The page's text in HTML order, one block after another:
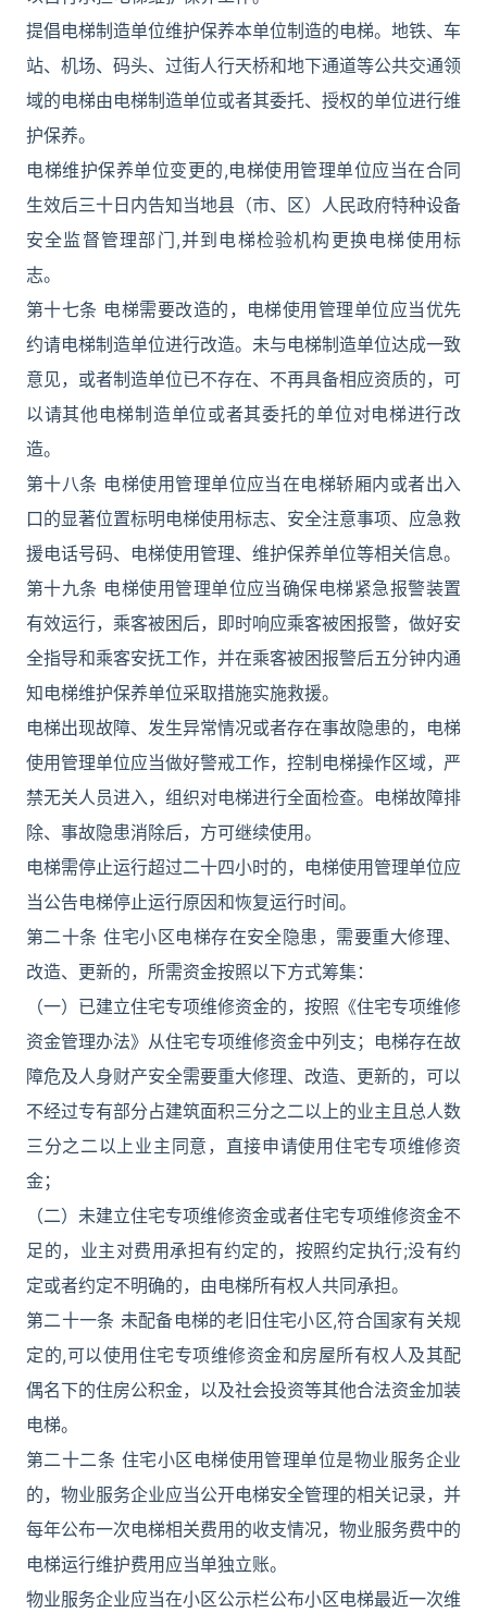
提倡电梯制造单位维护保养本单位制造的电梯。地铁、车
站、机场、码头、过街人行天桥和地下通道等公共交通领
域的电梯由电梯制造单位或者其委托、授权的单位进行维
护保养。
电梯维护保养单位变更的,电梯使用管理单位应当在合同
生效后三十日内告知当地县（市、区）人民政府特种设备
安全监督管理部门,并到电梯检验机构更换电梯使用标
志。
第十七条 电梯需要改造的，电梯使用管理单位应当优先
约请电梯制造单位进行改造。未与电梯制造单位达成一致
意见，或者制造单位已不存在、不再具备相应资质的，可
以请其他电梯制造单位或者其委托的单位对电梯进行改
造。
第十八条 电梯使用管理单位应当在电梯轿厢内或者出入
口的显著位置标明电梯使用标志、安全注意事项、应急救
援电话号码、电梯使用管理、维护保养单位等相关信息。
第十九条 电梯使用管理单位应当确保电梯紧急报警装置
有效运行，乘客被困后，即时响应乘客被困报警，做好安
全指导和乘客安抚工作，并在乘客被困报警后五分钟内通
知电梯维护保养单位采取措施实施救援。
电梯出现故障、发生异常情况或者存在事故隐患的，电梯
使用管理单位应当做好警戒工作，控制电梯操作区域，严
禁无关人员进入，组织对电梯进行全面检查。电梯故障排
除、事故隐患消除后，方可继续使用。
电梯需停止运行超过二十四小时的，电梯使用管理单位应
当公告电梯停止运行原因和恢复运行时间。
第二十条 住宅小区电梯存在安全隐患，需要重大修理、
改造、更新的，所需资金按照以下方式筹集：
（一）已建立住宅专项维修资金的，按照《住宅专项维修
资金管理办法》从住宅专项维修资金中列支；电梯存在故
障危及人身财产安全需要重大修理、改造、更新的，可以
不经过专有部分占建筑面积三分之二以上的业主且总人数
三分之二以上业主同意，直接申请使用住宅专项维修资
金；
（二）未建立住宅专项维修资金或者住宅专项维修资金不
足的，业主对费用承担有约定的，按照约定执行;没有约
定或者约定不明确的，由电梯所有权人共同承担。
第二十一条 未配备电梯的老旧住宅小区,符合国家有关规
定的,可以使用住宅专项维修资金和房屋所有权人及其配
偶名下的住房公积金，以及社会投资等其他合法资金加装
电梯。
第二十二条 住宅小区电梯使用管理单位是物业服务企业
的，物业服务企业应当公开电梯安全管理的相关记录，并
每年公布一次电梯相关费用的收支情况，物业服务费中的
电梯运行维护费用应当单独立账。
物业服务企业应当在小区公示栏公布小区电梯最近一次维